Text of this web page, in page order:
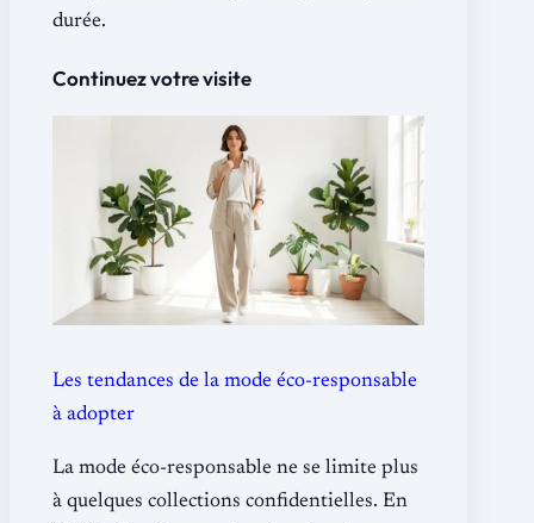
durée.
Continuez votre visite
Les tendances de la mode éco-responsable
à adopter
La mode éco-responsable ne se limite plus
à quelques collections confidentielles. En